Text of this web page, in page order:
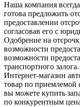
Наша компания
готова предложить
предоставлении
согласовав его с
Одобрение на
возможности
возможности
транспортного залога.
Интернет-магазин
товар по приемлемой
вы можете купить
по конкурентным